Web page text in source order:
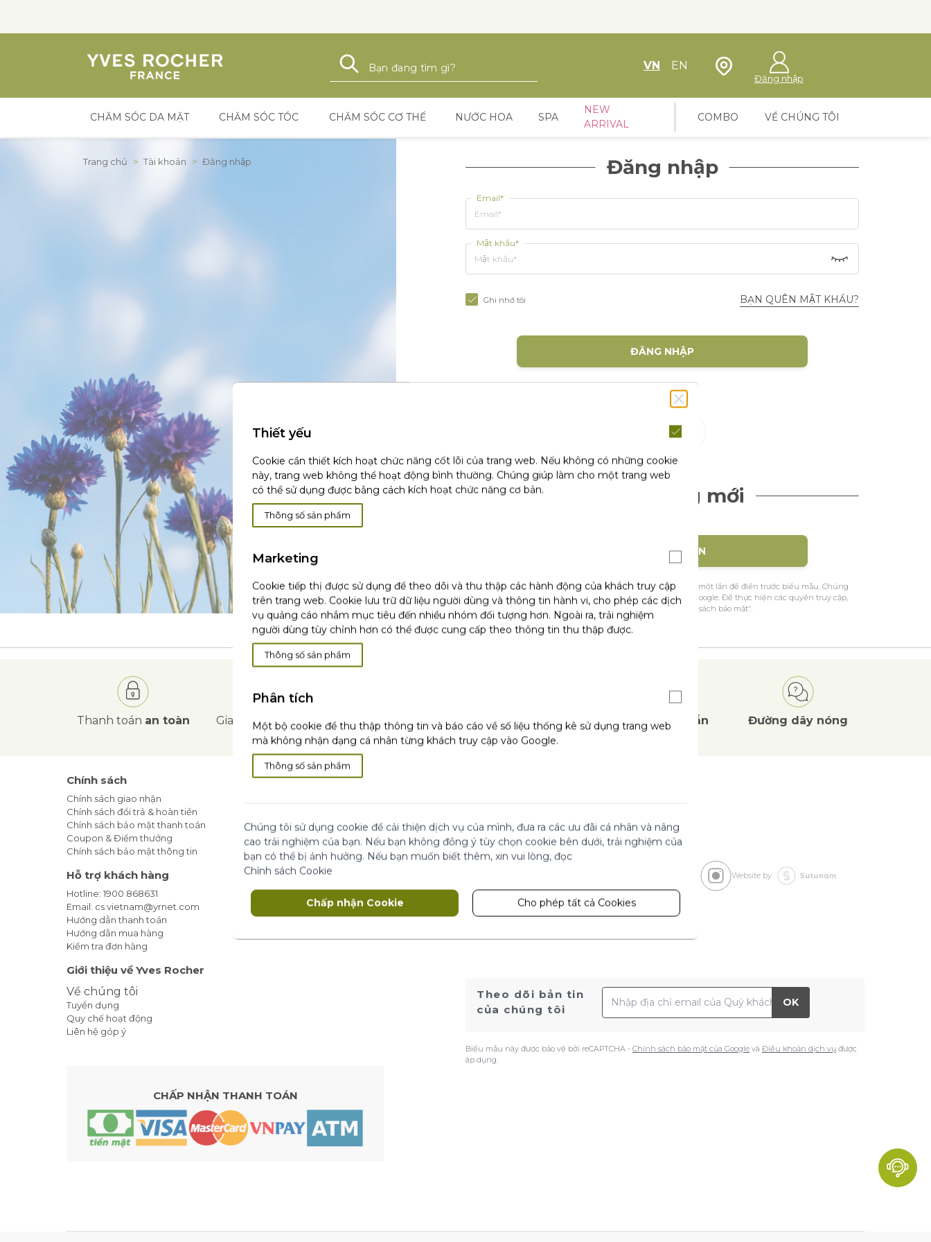
Tìm kiếm VN EN Định vị cửa hàng
Đăng nhập
CHĂM SÓC DA MẶT CHĂM SÓC TÓC CHĂM SÓC CƠ THỂ NƯỚC HOA SPA
NEW
ARRIVAL
COMBO VỀ CHÚNG TÔI
Trang chủ > Tài khoản > Đăng nhập Đăng nhập
Email*
Mật khẩu*
BẠN QUÊN MẬT KHẨU?
Ghi nhớ tôi
ĐĂNG NHẬP
Khách hàng mới
TẠO TÀI KHOẢN
(1) Chúng tôi chỉ sử dụng email hoặc dữ liệu nhận dạng của bạn một lần để điền trước biểu mẫu. Chúng
tôi không thu thập bất kỳ dữ liệu nào khác từ Facebook hoặc Google. Để thực hiện các quyền truy cập,
chỉnh sửa hoặc xóa của bạn, vui lòng tham khảo trang "Chính sách bảo mật".
Thanh toán an toàn Giao hàng tận nơi Hài lòng hoặchoàn
tiền
Thanh toán khinhận
hàng
Ưu đãihấp dẫn Đường dây nóng
Theo dõi bản tin
của chúng tôi
Địa chỉ Email
OK
Biểu mẫu này được bảo vệ bởi reCAPTCHA - Chính sách bảo mật của Google và Điều khoản dịch vụ được
áp dụng.
Chính sách
Chính sách giao nhận
Chính sách đổi trả & hoàn tiền
Chính sách bảo mật thanh toán
Coupon & Điểm thưởng
Chính sách bảo mật thông tin
Hỗ trợ khách hàng
Hotline: 1900 868631
Email: cs.vietnam@yrnet.com
Hướng dẫn thanh toán
Hướng dẫn mua hàng
Kiểm tra đơn hàng
Giới thiệu về Yves Rocher
Về chúng tôi
Tuyển dụng
Quy chế hoạt động
Liên hệ góp ý
Tin Tức
Địa Chỉ Cửa Hàng
Cam kết tái chế từ Yves Rocher
Đăng ký đối tác
CHẤP NHẬN THANH TOÁN
Website by
Thiết yếu
Cookie cần thiết kích hoạt chức năng cốt lõi của trang web. Nếu không có những cookie
này, trang web không thể hoạt động bình thường. Chúng giúp làm cho một trang web
có thể sử dụng được bằng cách kích hoạt chức năng cơ bản.
Thông số sản phẩm
Marketing
Cookie tiếp thị được sử dụng để theo dõi và thu thập các hành động của khách truy cập
trên trang web. Cookie lưu trữ dữ liệu người dùng và thông tin hành vi, cho phép các dịch
vụ quảng cáo nhắm mục tiêu đến nhiều nhóm đối tượng hơn. Ngoài ra, trải nghiệm
người dùng tùy chỉnh hơn có thể được cung cấp theo thông tin thu thập được.
Thông số sản phẩm
Phân tích
Một bộ cookie để thu thập thông tin và báo cáo về số liệu thống kê sử dụng trang web
mà không nhận dạng cá nhân từng khách truy cập vào Google.
Thông số sản phẩm
Chúng tôi sử dụng cookie để cải thiện dịch vụ của mình, đưa ra các ưu đãi cá nhân và nâng
cao trải nghiệm của bạn. Nếu bạn không đồng ý tùy chọn cookie bên dưới, trải nghiệm của
bạn có thể bị ảnh hưởng. Nếu bạn muốn biết thêm, xin vui lòng, đọc
Chính sách Cookie
Chấp nhận Cookie Cho phép tất cả Cookies